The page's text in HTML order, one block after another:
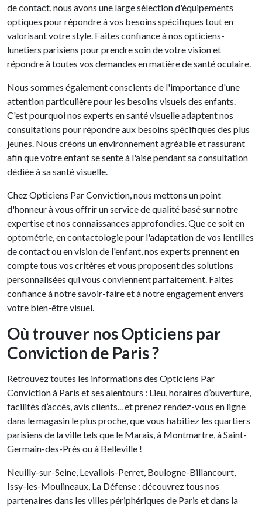
de contact, nous avons une large sélection d'équipements
optiques pour répondre à vos besoins spécifiques tout en
valorisant votre style. Faites confiance à nos opticiens-
lunetiers parisiens pour prendre soin de votre vision et
répondre à toutes vos demandes en matière de santé oculaire.
Nous sommes également conscients de l'importance d'une
attention particulière pour les besoins visuels des enfants.
C'est pourquoi nos experts en santé visuelle adaptent nos
consultations pour répondre aux besoins spécifiques des plus
jeunes. Nous créons un environnement agréable et rassurant
afin que votre enfant se sente à l'aise pendant sa consultation
dédiée à sa santé visuelle.
Chez Opticiens Par Conviction, nous mettons un point
d'honneur à vous offrir un service de qualité basé sur notre
expertise et nos connaissances approfondies. Que ce soit en
optométrie, en contactologie pour l'adaptation de vos lentilles
de contact ou en vision de l'enfant, nos experts prennent en
compte tous vos critères et vous proposent des solutions
personnalisées qui vous conviennent parfaitement. Faites
confiance à notre savoir-faire et à notre engagement envers
votre bien-être visuel.
Où trouver nos Opticiens par
Conviction de Paris ?
Retrouvez toutes les informations des Opticiens Par
Conviction à Paris et ses alentours : Lieu, horaires d’ouverture,
facilités d’accès, avis clients... et prenez rendez-vous en ligne
dans le magasin le plus proche, que vous habitiez les quartiers
parisiens de la ville tels que le Marais, à Montmartre, à Saint-
Germain-des-Prés ou à Belleville !
Neuilly-sur-Seine, Levallois-Perret, Boulogne-Billancourt,
Issy-les-Moulineaux, La Défense : découvrez tous nos
partenaires dans les villes périphériques de Paris et dans la